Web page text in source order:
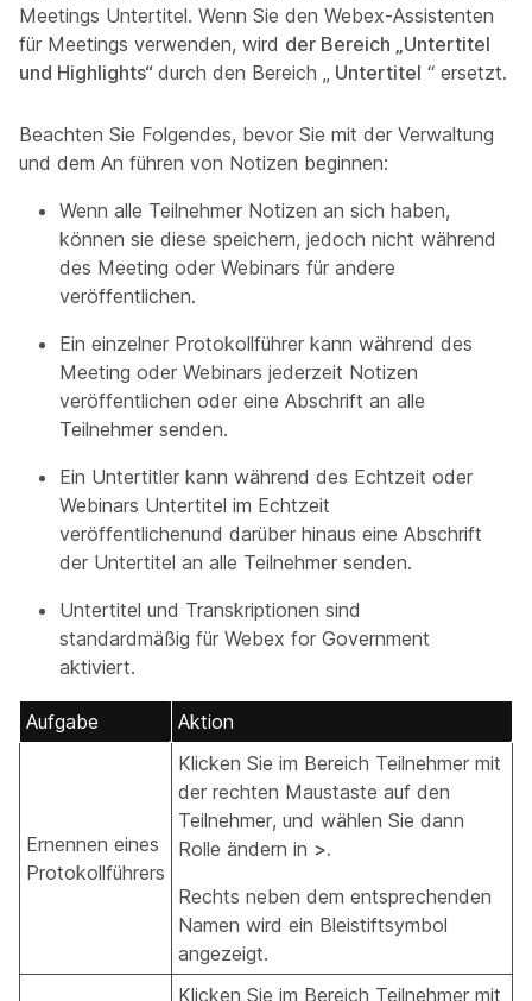
Meetings Untertitel. Wenn Sie den Webex-Assistenten
für Meetings verwenden, wird der Bereich „Untertitel
und Highlights“ durch den Bereich „ Untertitel “ ersetzt.
Beachten Sie Folgendes, bevor Sie mit der Verwaltung
und dem An führen von Notizen beginnen:
Wenn alle Teilnehmer Notizen an sich haben,
können sie diese speichern, jedoch nicht während
des Meeting oder Webinars für andere
veröffentlichen.
Ein einzelner Protokollführer kann während des
Meeting oder Webinars jederzeit Notizen
veröffentlichen oder eine Abschrift an alle
Teilnehmer senden.
Ein Untertitler kann während des Echtzeit oder
Webinars Untertitel im Echtzeit
veröffentlichenund darüber hinaus eine Abschrift
der Untertitel an alle Teilnehmer senden.
Untertitel und Transkriptionen sind
standardmäßig für Webex for Government
aktiviert.
Aufgabe Aktion
Ernennen eines
Protokollführers
Klicken Sie im Bereich Teilnehmer mit
der rechten Maustaste auf den
Teilnehmer, und wählen Sie dann
Rolle ändern in >.
Rechts neben dem entsprechenden
Namen wird ein Bleistiftsymbol
angezeigt.
Klicken Sie im Bereich Teilnehmer mit